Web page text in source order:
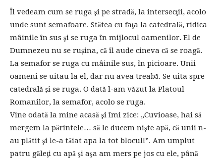
Îl vedeam cum se ruga şi pe stradă, la intersecţii, acolo
unde sunt semafoare. Stătea cu faţa la catedrală, ridica
mâinile în sus şi se ruga în mijlocul oamenilor. El de
Dumnezeu nu se ruşina, că îl aude cineva că se roagă.
La semafor se ruga cu mâinile sus, în picioare. Unii
oameni se uitau la el, dar nu avea treabă. Se uita spre
catedrală şi se ruga. O dată l-am văzut la Platoul
Romanilor, la semafor, acolo se ruga.
Vine odată la mine acasă şi îmi zice: „Cuvioase, hai să
mergem la părintele… să le ducem nişte apă, că unii n-
au plătit şi le-a tăiat apa la tot blocul!”. Am umplut
patru găleţi cu apă şi aşa am mers pe jos cu ele, până